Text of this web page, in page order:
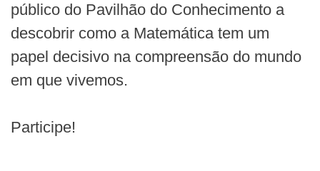
público do Pavilhão do Conhecimento a
descobrir como a Matemática tem um
papel decisivo na compreensão do mundo
em que vivemos.
Participe!